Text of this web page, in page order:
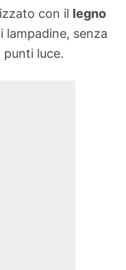
con il legno
lampadine, senza
punti luce.